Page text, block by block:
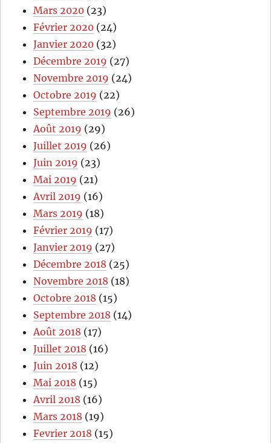
Mars 2020 (23)
Février 2020 (24)
Janvier 2020 (32)
Décembre 2019 (27)
Novembre 2019 (24)
Octobre 2019 (22)
Septembre 2019 (26)
Août 2019 (29)
Juillet 2019 (26)
Juin 2019 (23)
Mai 2019 (21)
Avril 2019 (16)
Mars 2019 (18)
Février 2019 (17)
Janvier 2019 (27)
Décembre 2018 (25)
Novembre 2018 (18)
Octobre 2018 (15)
Septembre 2018 (14)
Août 2018 (17)
Juillet 2018 (16)
Juin 2018 (12)
Mai 2018 (15)
Avril 2018 (16)
Mars 2018 (19)
Fevrier 2018 (15)